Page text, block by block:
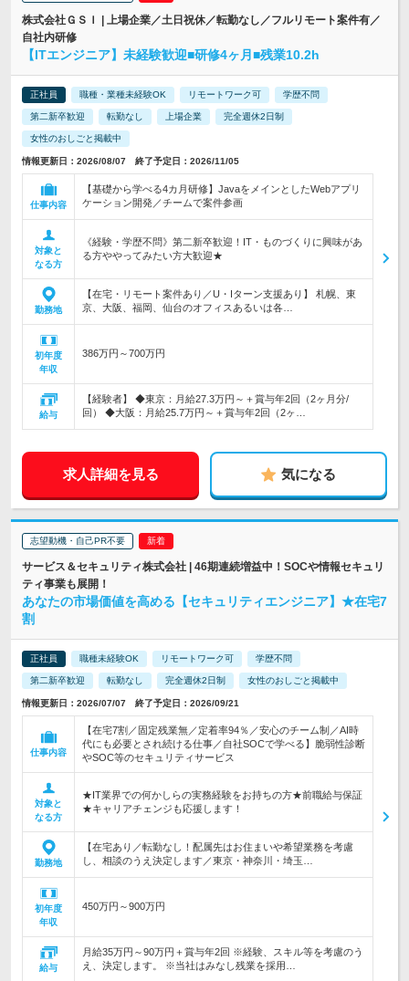
株式会社ＧＳＩ | 上場企業／土日祝休／転勤なし／フルリモート案件有／
自社内研修
【ITエンジニア】未経験歓迎■研修4ヶ月■残業10.2h
正社員 職種・業種未経験OK リモートワーク可 学歴不問
第二新卒歓迎 転勤なし 上場企業 完全週休2日制
女性のおしごと掲載中
情報更新日：2026/08/07 終了予定日：2026/11/05
仕事内容
【基礎から学べる4カ月研修】JavaをメインとしたWebアプリ
ケーション開発／チームで案件参画
対象と
なる方
《経験・学歴不問》第二新卒歓迎！IT・ものづくりに興味があ
る方ややってみたい方大歓迎★
勤務地
【在宅・リモート案件あり／U・Iターン支援あり】 札幌、東
京、大阪、福岡、仙台のオフィスあるいは各…
初年度
年収
386万円～700万円
給与
【経験者】 ◆東京：月給27.3万円～＋賞与年2回（2ヶ月分/
回） ◆大阪：月給25.7万円～＋賞与年2回（2ヶ…
求人詳細を見る 気になる
志望動機・自己PR不要
サービス＆セキュリティ株式会社 | 46期連続増益中！SOCや情報セキュリ
ティ事業も展開！
あなたの市場価値を高める【セキュリティエンジニア】★在宅7
割
正社員 職種未経験OK リモートワーク可 学歴不問
第二新卒歓迎 転勤なし 完全週休2日制 女性のおしごと掲載中
情報更新日：2026/07/07 終了予定日：2026/09/21
仕事内容
【在宅7割／固定残業無／定着率94％／安心のチーム制／AI時
代にも必要とされ続ける仕事／自社SOCで学べる】脆弱性診断
やSOC等のセキュリティサービス
対象と
なる方
★IT業界での何かしらの実務経験をお持ちの方★前職給与保証
★キャリアチェンジも応援します！
勤務地
【在宅あり／転勤なし！配属先はお住まいや希望業務を考慮
し、相談のうえ決定します／東京・神奈川・埼玉…
初年度
年収
450万円～900万円
給与
月給35万円～90万円＋賞与年2回 ※経験、スキル等を考慮のう
え、決定します。 ※当社はみなし残業を採用…